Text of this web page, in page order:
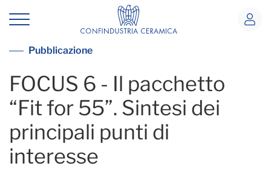
Focus 6 - Il pacchetto “Fit for 55”
Vai alla lista pubblicazioni
Pubblicazione
FOCUS 6 - Il pacchetto
“Fit for 55”. Sintesi dei
principali punti di
interesse